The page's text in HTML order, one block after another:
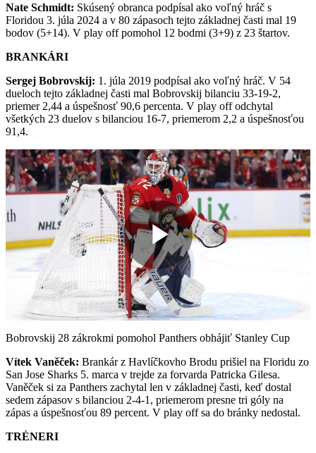
Nate Schmidt: Skúsený obranca podpísal ako voľný hráč s
Floridou 3. júla 2024 a v 80 zápasoch tejto základnej časti mal 19
bodov (5+14). V play off pomohol 12 bodmi (3+9) z 23 štartov.
BRANKÁRI
Sergej Bobrovskij: 1. júla 2019 podpísal ako voľný hráč. V 54
dueloch tejto základnej časti mal Bobrovskij bilanciu 33-19-2,
priemer 2,44 a úspešnosť 90,6 percenta. V play off odchytal
všetkých 23 duelov s bilanciou 16-7, priemerom 2,2 a úspešnosťou
91,4.
Play
Video
Bobrovskij 28 zákrokmi pomohol Panthers obhájiť Stanley Cup
Vítek Vaněček: Brankár z Havlíčkovho Brodu prišiel na Floridu zo
San Jose Sharks 5. marca v trejde za forvarda Patricka Gilesa.
Vaněček si za Panthers zachytal len v základnej časti, keď dostal
sedem zápasov s bilanciou 2-4-1, priemerom presne tri góly na
zápas a úspešnosťou 89 percent. V play off sa do bránky nedostal.
TRÉNERI